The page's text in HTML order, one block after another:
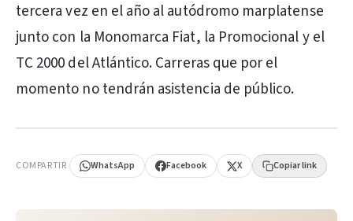
tercera vez en el año al autódromo marplatense
junto con la Monomarca Fiat, la Promocional y el
TC 2000 del Atlántico. Carreras que por el
momento no tendrán asistencia de público.
COMPARTIR WhatsApp Facebook X Copiar link